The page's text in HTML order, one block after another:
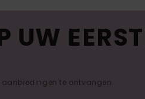
UW
te ontvangen.